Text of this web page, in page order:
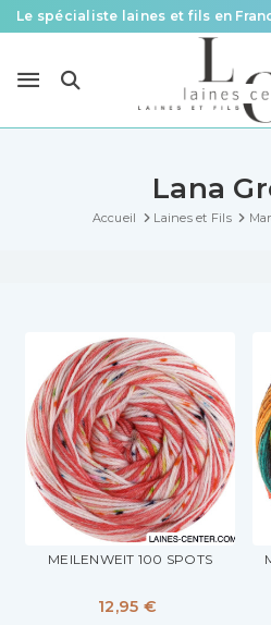
Des fils de qualité à tous les prix
Le spécialiste laines et fils en
Lana
Accueil Laines et Fils
MEILENWEIT 100 SPOTS
12,95 €